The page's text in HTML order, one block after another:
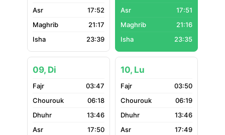
17:52
21:17
23:39
17:51
21:16
23:35
09, Di
03:47
06:18
13:46
17:50
10, Lu
03:50
06:19
13:46
17:49